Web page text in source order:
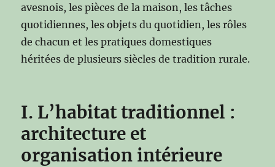
avesnois, les pièces de la maison, les tâches
quotidiennes, les objets du quotidien, les rôles
de chacun et les pratiques domestiques
héritées de plusieurs siècles de tradition rurale.
I. L’habitat traditionnel :
architecture et
organisation intérieure